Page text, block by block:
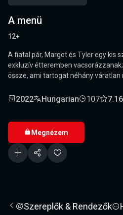
A menü
12+
A fiatal pár, Margot és Tyler egy kis
exkluzív étteremben
össze, ami tartogat néhány váratlan
2022 Hungarian 107
Megnézem
Szereplők & Rendezők